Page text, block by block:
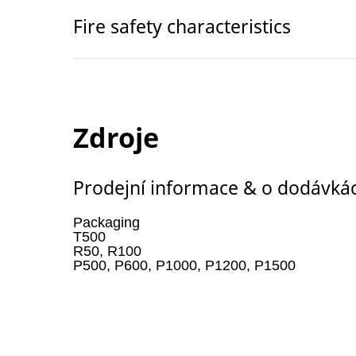
Fire safety characteristics
Zdroje
Prodejní informace & o
Packaging
T500
R50, R100
P500, P600, P1000, P1200, P1500